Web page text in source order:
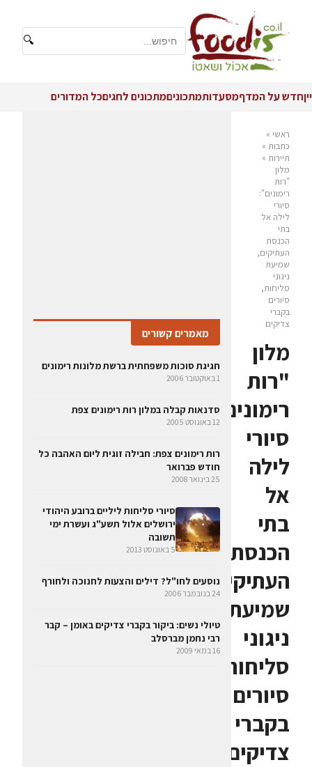
🔍
ייןחדש על המדףמסעדותמתכוניםמתכונים לחגיםכל המדורים
ראשי »
כתבות »
תיירות »
מלון
"רות
רימונים":
סיורי
לילה אל
בתי
הכנסת
העתיקים,
שמיעת
ניגוני
סליחות,
סיורים
בקברי
צדיקים
מלון
"רות
רימונים":
סיורי
לילה
אל
בתי
הכנסת
העתיקים,
שמיעת
ניגוני
סליחות,
סיורים
בקברי
צדיקים
מאמרים קשורים
חגיגת סוכות משפחתית ברשת מלונות רימונים
1 באוקטובר 2006
סדנאות קבלה במלון רות רימונים צפת
12 באוגוסט 2005
רות רימונים צפת: חבילה זוגית ליום האהבה כל
חודש פברואר
25 בינואר 2008
סיורי סליחות ליליים ברובע היהודי
ירושלים אלול תשע"ג ועשרת ימי
תשובה
5 באוגוסט 2013
נוסעים לחו"ל? דילים והצעות לחנוכה ולחורף
24 בנובמבר 2006
טיולי נשים: ביקור בקברי צדיקים באומן – קבר
רבי נחמן מברסלב
16 במאי 2009